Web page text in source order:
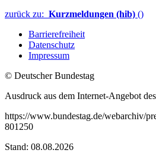
zurück zu: Kurzmeldungen (hib) ()
Barrierefreiheit
Datenschutz
Impressum
© Deutscher Bundestag
Ausdruck aus dem Internet-Angebot
https://www.bundestag.de/webarchiv/
801250
Stand: 08.08.2026